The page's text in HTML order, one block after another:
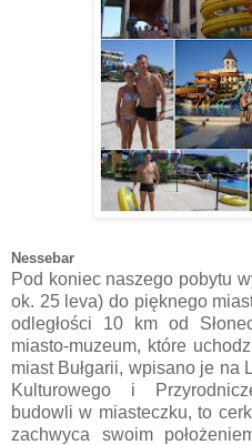
Nessebar
Pod koniec naszego pobytu
ok. 25 leva) do pięknego
odległości 10 km od
miasto-muzeum, które
miast Bułgarii, wpisano je na
Kulturowego i
budowli w miasteczku, to
zachwyca swoim